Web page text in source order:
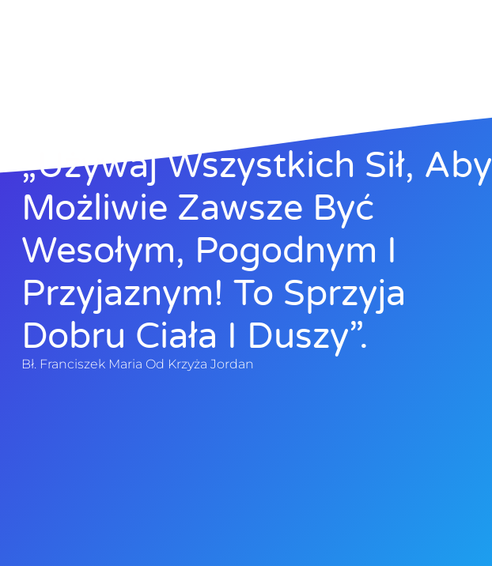
„Używaj Wszystkich Sił, Aby
Możliwie Zawsze Być
Wesołym, Pogodnym I
Przyjaznym! To Sprzyja
Dobru Ciała I Duszy”.
Bł. Franciszek Maria Od Krzyża Jordan